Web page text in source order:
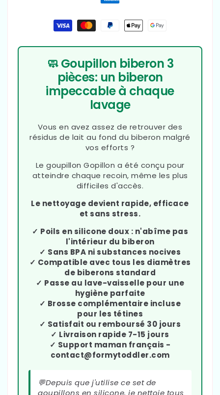
🧼 Goupillon biberon 3
pièces: un biberon
impeccable à chaque
lavage
Vous en avez assez de retrouver des
résidus de lait au fond du biberon malgré
vos efforts ?
Le goupillon Gopillon a été conçu pour
atteindre chaque recoin, même les plus
difficiles d'accès.
Le nettoyage devient rapide, efficace
et sans stress.
✓ Poils en silicone doux : n'abîme pas
l'intérieur du biberon
✓ Sans BPA ni substances nocives
✓ Compatible avec tous les diamètres
de biberons standard
✓ Passe au lave-vaisselle pour une
hygiène parfaite
✓ Brosse complémentaire incluse
pour les tétines
✓ Satisfait ou remboursé 30 jours
✓ Livraison rapide 7-15 jours
✓ Support maman français -
contact@formytoddler.com
💬Depuis que j'utilise ce set de
goupillons en silicone, je nettoie tous